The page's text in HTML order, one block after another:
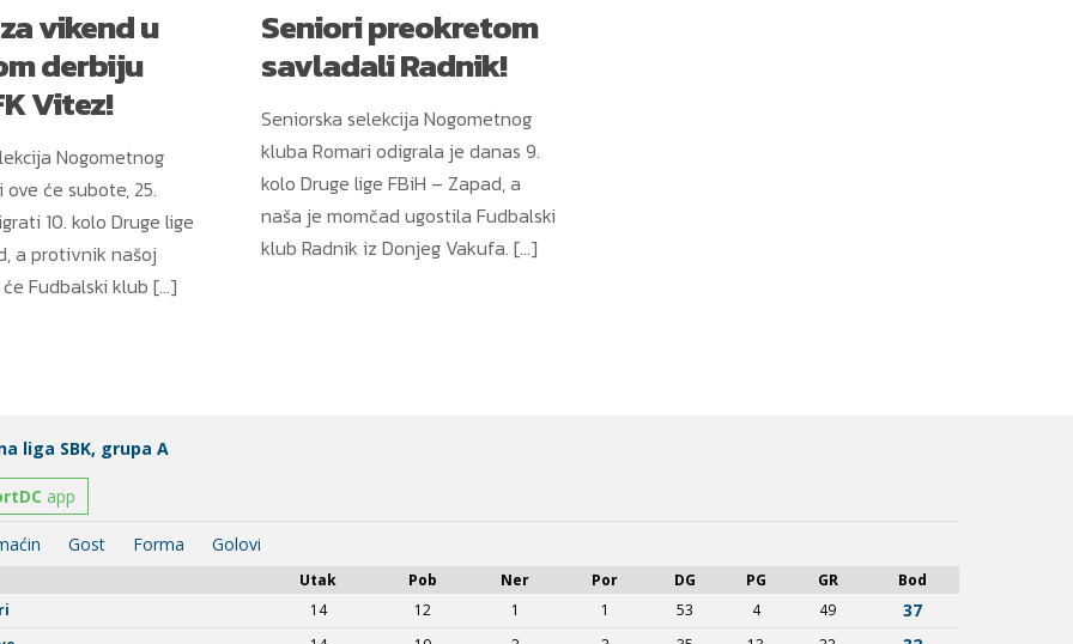
vikend u
derbiju
Vitez!
Nogometnog
će subote, 25.
10. kolo Druge lige
a protivnik našoj
Fudbalski klub […]
Seniori preokretom
savladali Radnik!
Seniorska selekcija Nogometnog
kluba Romari odigrala je danas 9.
kolo Druge lige FBiH – Zapad, a
naša je momčad ugostila Fudbalski
klub Radnik iz Donjeg Vakufa. […]